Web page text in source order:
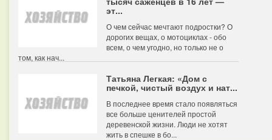
эт...
О чем сейчас мечтают подростки? О
дорогих вещах, о мотоциклах - обо
всем, о чем угодно, но только не о
том, как нач...
Татьяна Легкая: «Дом с
печкой, чистый воздух и нат...
В последнее время стало появляться
все больше ценителей простой
деревенской жизни. Люди не хотят
жить в спешке в бо...